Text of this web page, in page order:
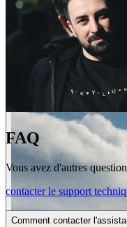
FAQ
Vous avez d'autres
contacter le support
Comment contacter